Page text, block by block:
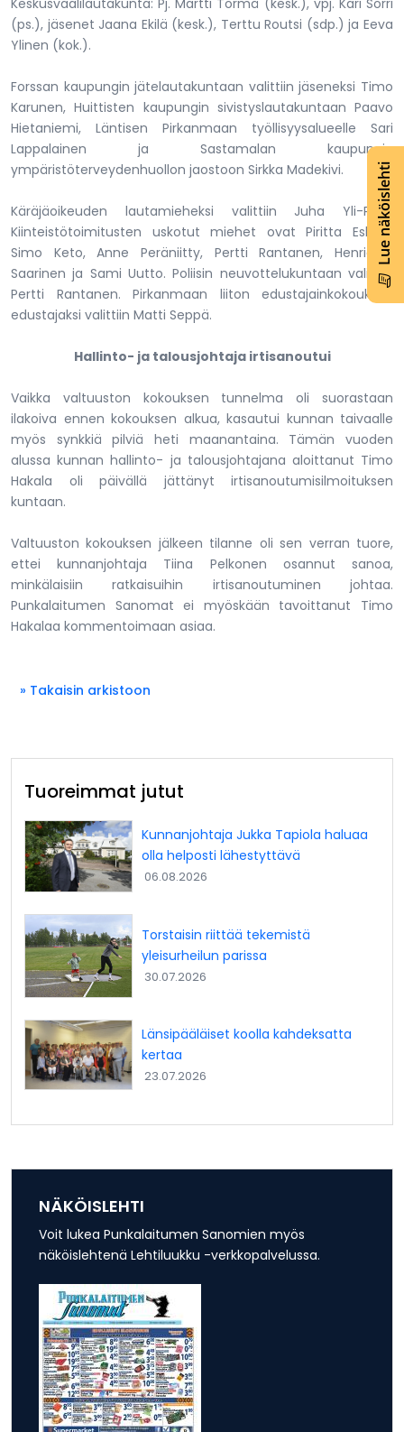
Lue näköislehti
(ps.), jäsenet Jaana Ekilä (kesk.), Terttu Routsi (sdp.) ja Eeva
Ylinen (kok.).
Forssan kaupungin jätelautakuntaan valittiin jäseneksi Timo
Karunen, Huittisten kaupungin sivistyslautakuntaan Paavo
Hietaniemi, Läntisen Pirkanmaan työllisyysalueelle Sari
Lappalainen ja Sastamalan kaupungin
ympäristöterveydenhuollon jaostoon Sirkka Madekivi.
Käräjäoikeuden lautamieheksi valittiin Juha Yli-Parri.
Kiinteistötoimitusten uskotut miehet ovat Piritta Eskola,
Simo Keto, Anne Peräniitty, Pertti Rantanen, Henrietta
Saarinen ja Sami Uutto. Poliisin neuvottelukuntaan valittiin
Pertti Rantanen. Pirkanmaan liiton edustajainkokouksen
edustajaksi valittiin Matti Seppä.
Hallinto- ja talousjohtaja irtisanoutui
Vaikka valtuuston kokouksen tunnelma oli suorastaan
ilakoiva ennen kokouksen alkua, kasautui kunnan taivaalle
myös synkkiä pilviä heti maanantaina. Tämän vuoden
alussa kunnan hallinto- ja talousjohtajana aloittanut Timo
Hakala oli päivällä jättänyt irtisanoutumisilmoituksen
kuntaan.
Valtuuston kokouksen jälkeen tilanne oli sen verran tuore,
ettei kunnanjohtaja Tiina Pelkonen osannut sanoa,
minkälaisiin ratkaisuihin irtisanoutuminen johtaa.
Punkalaitumen Sanomat ei myöskään tavoittanut Timo
Hakalaa kommentoimaan asiaa.
» Takaisin arkistoon
Tuoreimmat jutut
Kunnanjohtaja Jukka Tapiola haluaa
olla helposti lähestyttävä
06.08.2026
Torstaisin riittää tekemistä
yleisurheilun parissa
30.07.2026
Länsipääläiset koolla kahdeksatta
kertaa
23.07.2026
NÄKÖISLEHTI
Voit lukea Punkalaitumen Sanomien myös
näköislehtenä Lehtiluukku -verkkopalvelussa.